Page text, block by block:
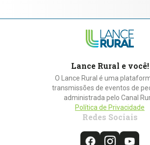
Lance Rural e você!
O Lance Rural é uma
transmissões de eventos de
administrada pelo Canal
Política de Privacidade
Redes Sociais